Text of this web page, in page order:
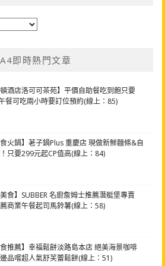
即時熱門文章
頓酒店洛可可茶苑】平價自助餐吃到飽只要
餐可吃兩小時要訂位預約(線上：85)
食火鍋】荖子鍋Plus 重慶店 現做新鮮麵條&自
只要299元起CP值高(線上：84)
美食】SUBBER 名廚詹姆士推薦潛艇堡專賣
商業午餐起司馬鈴薯(線上：58)
食推薦】幸福鬆餅淡路島本店 絕美海景咖啡
品嚐超人氣舒芙蕾鬆餅(線上：51)